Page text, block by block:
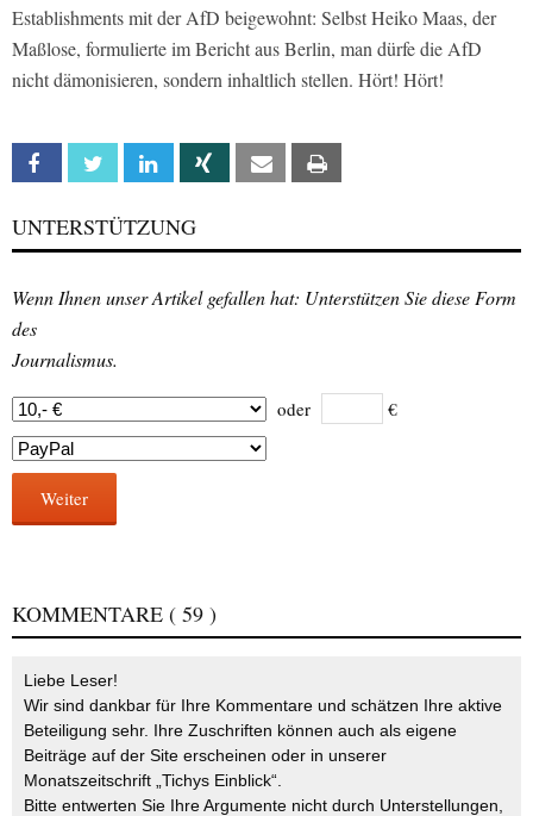
Establishments mit der AfD beigewohnt: Selbst Heiko Maas, der
Maßlose, formulierte im Bericht aus Berlin, man dürfe die AfD
nicht dämonisieren, sondern inhaltlich stellen. Hört! Hört!
Facebook Twitter Linkedin Xing Email
UNTERSTÜTZUNG
Wenn Ihnen unser Artikel gefallen hat: Unterstützen Sie diese Form
des
Journalismus.
oder €
Weiter
KOMMENTARE ( 59 )
Liebe Leser!
Wir sind dankbar für Ihre Kommentare und schätzen Ihre aktive
Beteiligung sehr. Ihre Zuschriften können auch als eigene
Beiträge auf der Site erscheinen oder in unserer
Monatszeitschrift „Tichys Einblick“.
Bitte entwerten Sie Ihre Argumente nicht durch Unterstellungen,